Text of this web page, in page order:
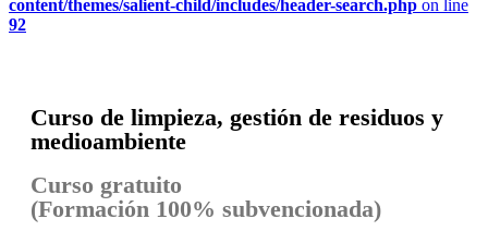
content/themes/salient-child/includes/header-search.php on line
92
Curso de limpieza, gestión de residuos y
medioambiente
Curso gratuito
(Formación 100% subvencionada)